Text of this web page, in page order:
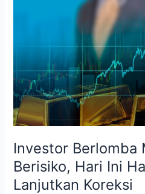
Investor Berlomba
Berisiko, Hari Ini
Lanjutkan Koreksi
Ini
Harga
Emas
Lanjutkan